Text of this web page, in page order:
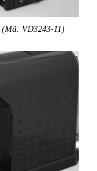
(Mã: VD3243-11)